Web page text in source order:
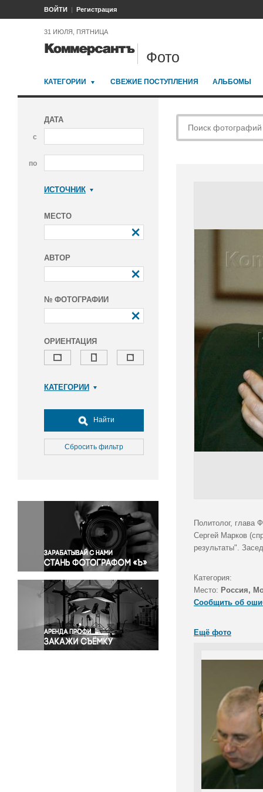
ВОЙТИ Регистрация
31 ИЮЛЯ, ПЯТНИЦА
Фото
КАТЕГОРИИ СВЕЖИЕ ПОСТУПЛЕНИЯ АЛЬБОМЫ
ДАТА
с
по
ИСТОЧНИК
МЕСТО
АВТОР
№ ФОТОГРАФИИ
ОРИЕНТАЦИЯ
КАТЕГОРИИ
Досуг, туризм и отдых
Культура
Медицина
Окружающая среда
Политика
Правосудие
Происшествия и конфликты
Религия
Светская жизнь
Спорт
Экология
Экономика и бизнес
Найти
Сбросить фильтр
Политолог, глава
Сергей Марков
результаты".
Категория:
Место: Россия,
Сообщить об
Ещё фото